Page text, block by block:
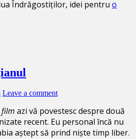
Îndrăgostiților, idei pentru o
Leave a comment
film azi vă povestesc despre două
recent. Eu personal încă nu
aștept să prind niște timp liber.